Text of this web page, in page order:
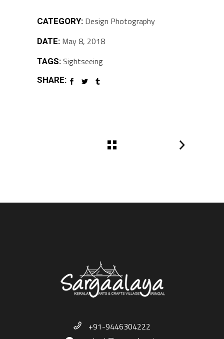
CATEGORY: Design Photography
DATE: May 8, 2018
TAGS: Sightseeing
SHARE:
+91-9446304222